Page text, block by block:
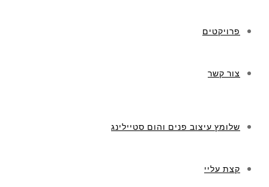
פרויקטים
צור קשר
שלומץ עיצוב פנים והום סטיילינג
קצת עליי